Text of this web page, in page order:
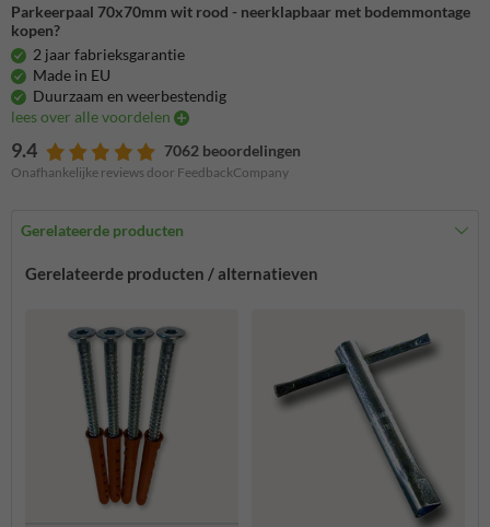
Parkeerpaal 70x70mm wit rood - neerklapbaar met bodemmontage
kopen?
2 jaar fabrieksgarantie
Made in EU
Duurzaam en weerbestendig
lees over alle voordelen
9.4 7062 beoordelingen
Onafhankelijke reviews door FeedbackCompany
Gerelateerde producten
Gerelateerde producten / alternatieven